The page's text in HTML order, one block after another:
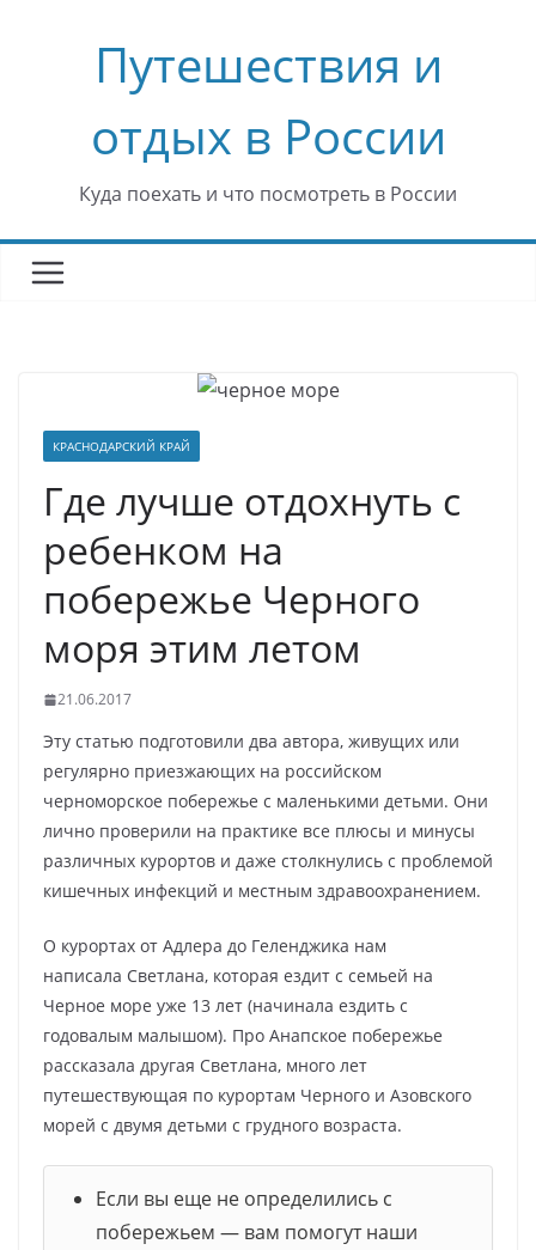
содержимомуПутешествия и
отдых в России
Куда поехать и что посмотреть в России
КРАСНОДАРСКИЙ КРАЙ
Где лучше отдохнуть с
ребенком на
побережье Черного
моря этим летом
21.06.2017
Эту статью подготовили два автора, живущих или
регулярно приезжающих на российском
черноморское побережье с маленькими детьми. Они
лично проверили на практике все плюсы и минусы
различных курортов и даже столкнулись с проблемой
кишечных инфекций и местным здравоохранением.
О курортах от Адлера до Геленджика нам
написала Светлана, которая ездит с семьей на
Черное море уже 13 лет (начинала ездить с
годовалым малышом). Про Анапское побережье
рассказала другая Светлана, много лет
путешествующая по курортам Черного и Азовского
морей с двумя детьми с грудного возраста.
Если вы еще не определились с
побережьем — вам помогут наши